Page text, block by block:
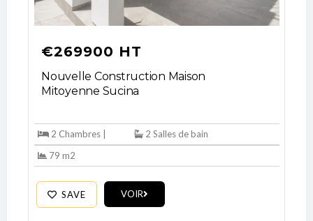
€269900 HT
Nouvelle Construction Maison
Mitoyenne Sucina
2 Chambres |
2 Salles de bain
79 m2
SAVE VOIR